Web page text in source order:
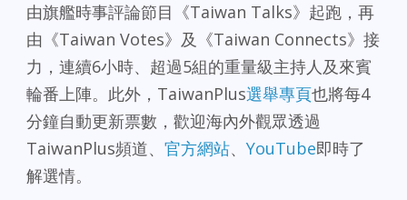
由旗艦時事評論節目《Taiwan Talks》起跑，再
由《Taiwan Votes》及《Taiwan Connects》接
力，連續6小時、超過5組的重量級主持人及來賓
輪番上陣。此外，TaiwanPlus選舉專頁也將每4
分鐘自動更新票數，歡迎海內外觀眾透過
TaiwanPlus頻道、 官方網站、 YouTube即時了
解選情。